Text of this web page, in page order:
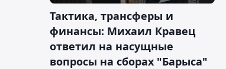
Тактика, трансферы и
финансы: Михаил Кравец
ответил на насущные
вопросы на сборах "Барыса"